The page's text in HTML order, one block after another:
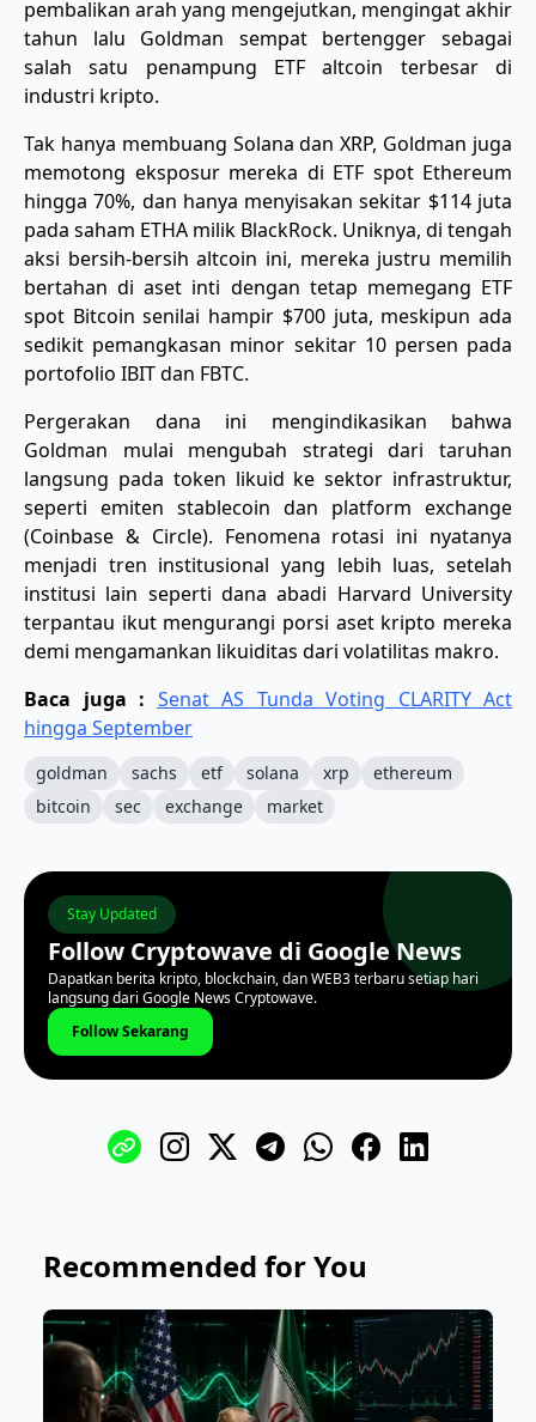
pembalikan arah yang mengejutkan, mengingat akhir
tahun lalu Goldman sempat bertengger sebagai
salah satu penampung ETF altcoin terbesar di
industri kripto.
​Tak hanya membuang Solana dan XRP, Goldman juga
memotong eksposur mereka di ETF spot Ethereum
hingga 70%, dan hanya menyisakan sekitar $114 juta
pada saham ETHA milik BlackRock. Uniknya, di tengah
aksi bersih-bersih altcoin ini, mereka justru memilih
bertahan di aset inti dengan tetap memegang ETF
spot Bitcoin senilai hampir $700 juta, meskipun ada
sedikit pemangkasan minor sekitar 10 persen pada
portofolio IBIT dan FBTC.
​Pergerakan dana ini mengindikasikan bahwa
Goldman mulai mengubah strategi dari taruhan
langsung pada token likuid ke sektor infrastruktur,
seperti emiten stablecoin dan platform exchange
(Coinbase & Circle). Fenomena rotasi ini nyatanya
menjadi tren institusional yang lebih luas, setelah
institusi lain seperti dana abadi Harvard University
terpantau ikut mengurangi porsi aset kripto mereka
demi mengamankan likuiditas dari volatilitas makro.
Baca juga : Senat AS Tunda Voting CLARITY Act
hingga September
goldman sachs etf solana xrp
ethereum
bitcoin
sec exchange market
Stay Updated
Follow Cryptowave di Google News
Dapatkan berita kripto, blockchain, dan WEB3 terbaru setiap hari
langsung dari Google News Cryptowave.
Follow Sekarang
Recommended for You